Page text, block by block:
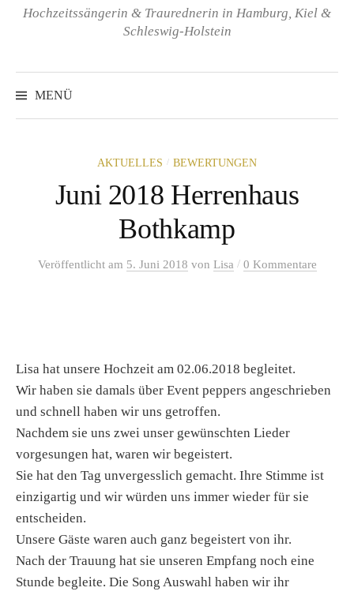
Hochzeitssängerin & Traurednerin in Hamburg, Kiel &
Schleswig-Holstein
MENÜ
AKTUELLES / BEWERTUNGEN
Juni 2018 Herrenhaus
Bothkamp
Veröffentlicht am 5. Juni 2018 von Lisa / 0 Kommentare
Lisa hat unsere Hochzeit am 02.06.2018 begleitet.
Wir haben sie damals über Event peppers angeschrieben
und schnell haben wir uns getroffen.
Nachdem sie uns zwei unser gewünschten Lieder
vorgesungen hat, waren wir begeistert.
Sie hat den Tag unvergesslich gemacht. Ihre Stimme ist
einzigartig und wir würden uns immer wieder für sie
entscheiden.
Unsere Gäste waren auch ganz begeistert von ihr.
Nach der Trauung hat sie unseren Empfang noch eine
Stunde begleite. Die Song Auswahl haben wir ihr